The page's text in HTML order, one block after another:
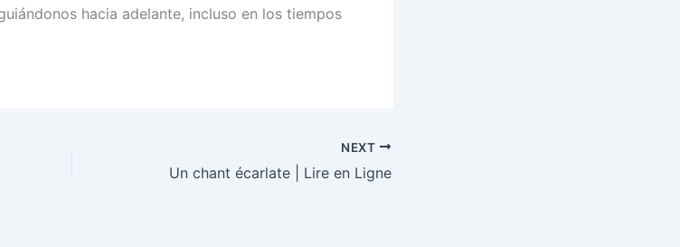
hacia adelante, incluso en los tiempos
NEXT
Un chant écarlate | Lire en Ligne